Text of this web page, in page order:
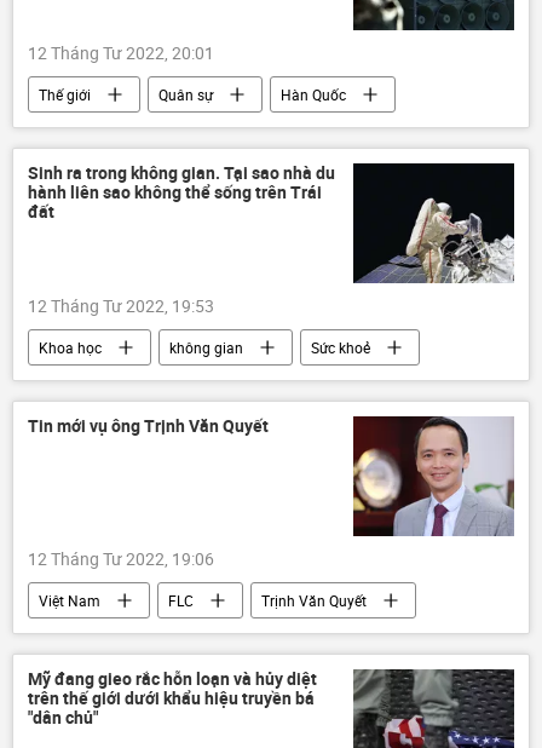
12 Tháng Tư 2022, 20:01
Thế giới Quân sự
Hàn Quốc
Ukraina
Cuộc khủng hoảng ở Ukraina
Báo chí thế giới
Sinh ra trong không gian. Tại sao nhà du
hành liên sao không thể sống trên Trái
đất
12 Tháng Tư 2022, 19:53
Khoa học không gian
Sức khoẻ
bệnh
chuyên gia
Quan điểm-Ý kiến
Tin mới vụ ông Trịnh Văn Quyết
12 Tháng Tư 2022, 19:06
Việt Nam FLC
Trịnh Văn Quyết
Bộ Công an Việt Nam
Pháp luật
Mỹ đang gieo rắc hỗn loạn và hủy diệt
trên thế giới dưới khẩu hiệu truyền bá
"dân chủ"